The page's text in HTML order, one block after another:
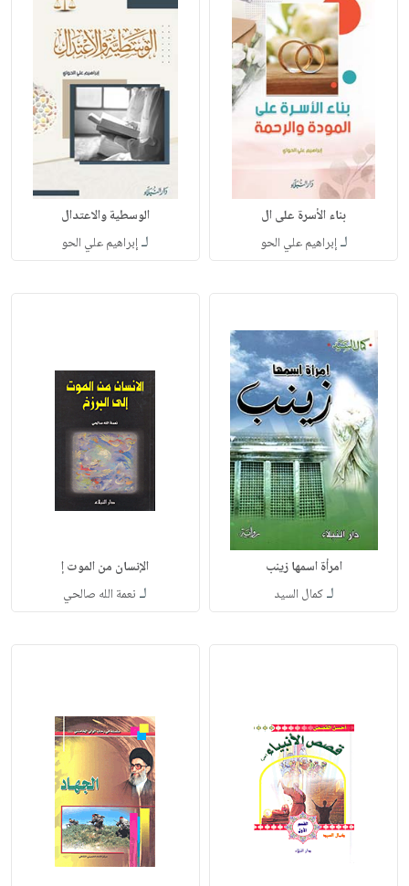
بناء الأسرة على ال
لـإبراهيم علي الحو
الوسطية والاعتدال
لـإبراهيم علي الحو
امرأة اسمها زينب
لـكمال السيد
الإنسان من الموت إ
لـ نعمة الله صالحي